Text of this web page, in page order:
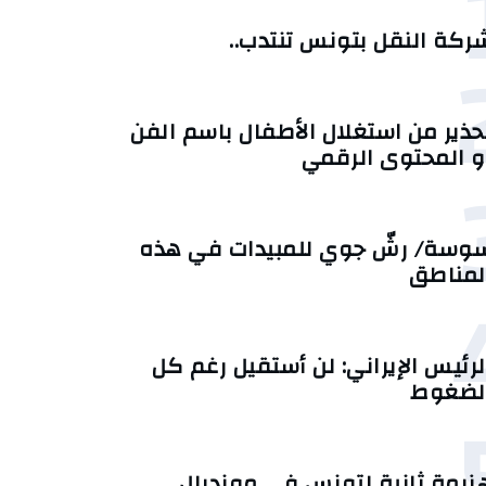
النقل بتونس تنتدب..
من استغلال الأطفال باسم الفن
المحتوى الرقمي
رشّ جوي للمبيدات في هذه
الإيراني: لن أستقيل رغم كل